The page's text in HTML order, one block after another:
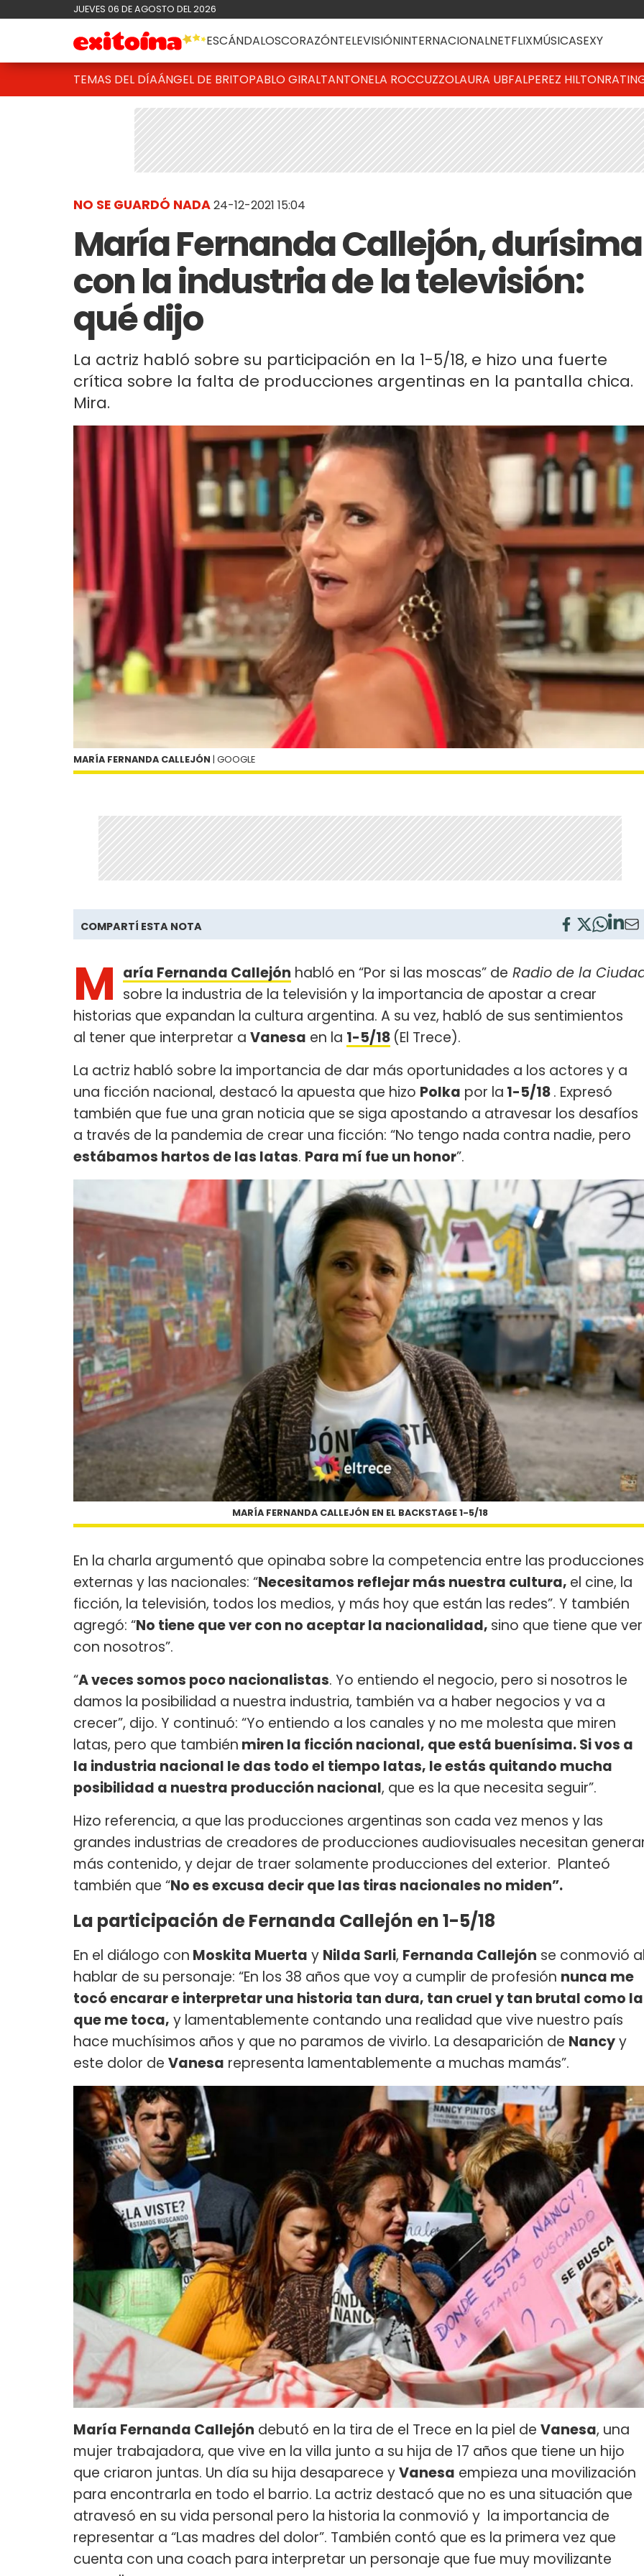
JUEVES 06 DE AGOSTO DEL 2026
ESCÁNDALOSCORAZÓNTELEVISIÓNINTERNACIONALNETFLIXMÚSICASEXY
TEMAS DEL DÍAÁNGEL DE BRITOPABLO GIRALTANTONELA ROCCUZZOLAURA UBFALPEREZ HILTON
NO SE GUARDÓ NADA24-12-2021 15:04
María Fernanda Callejón, durísima
con la industria de la televisión:
qué dijo
La actriz habló sobre su participación en la 1-5/18, e hizo una fuerte
crítica sobre la falta de producciones argentinas en la pantalla chica.
Mira.
MARÍA FERNANDA CALLEJÓN | GOOGLE
COMPARTÍ ESTA NOTA
M aría Fernanda Callejón habló en “Por si las moscas” de Radio de la
sobre la industria de la televisión y la importancia de apostar a crear
historias que expandan la cultura argentina. A su vez, habló de sus sentimientos
al tener que interpretar a Vanesa en la 1-5/18 (El Trece).
La actriz habló sobre la importancia de dar más oportunidades a los actores y a
una ficción nacional, destacó la apuesta que hizo Polka por la 1-5/18. Expresó
también que fue una gran noticia que se siga apostando a atravesar los desafíos
a través de la pandemia de crear una ficción: “No tengo nada contra nadie, pero
estábamos hartos de las latas. Para mí fue un honor”.
MARÍA FERNANDA CALLEJÓN EN EL BACKSTAGE 1-5/18
En la charla argumentó que opinaba sobre la competencia entre las producciones
externas y las nacionales: “Necesitamos reflejar más nuestra cultura, el cine, la
ficción, la televisión, todos los medios, y más hoy que están las redes”. Y también
agregó: “No tiene que ver con no aceptar la nacionalidad, sino que tiene que ver
con nosotros”.
“A veces somos poco nacionalistas. Yo entiendo el negocio, pero si nosotros le
damos la posibilidad a nuestra industria, también va a haber negocios y va a
crecer”, dijo. Y continuó: “Yo entiendo a los canales y no me molesta que miren
latas, pero que también miren la ficción nacional, que está buenísima. Si vos a
la industria nacional le das todo el tiempo latas, le estás quitando mucha
posibilidad a nuestra producción nacional, que es la que necesita seguir”.
Hizo referencia, a que las producciones argentinas son cada vez menos y las
grandes industrias de creadores de producciones audiovisuales necesitan
más contenido, y dejar de traer solamente producciones del exterior. Planteó
también que “No es excusa decir que las tiras nacionales no miden”.
La participación de Fernanda Callejón en 1-5/18
En el diálogo con Moskita Muerta y Nilda Sarli, Fernanda Callejón se conmovió
hablar de su personaje: “En los 38 años que voy a cumplir de profesión nunca me
tocó encarar e interpretar una historia tan dura, tan cruel y tan brutal como la
que me toca, y lamentablemente contando una realidad que vive nuestro país
hace muchísimos años y que no paramos de vivirlo. La desaparición de Nancyy
este dolor de Vanesa representa lamentablemente a muchas mamás”.
María Fernanda Callejón debutó en la tira de el Trece en la piel de Vanesa, una
mujer trabajadora, que vive en la villa junto a su hija de 17 años que tiene un hijo
que criaron juntas. Un día su hija desaparece yVanesa empieza una movilización
para encontrarla en todo el barrio. La actriz destacó que no es una situación que
atravesó en su vida personal pero la historia la conmovió y la importancia de
representar a “Las madres del dolor”. También contó que es la primera vez que
cuenta con una coach para interpretar un personaje que fue muy movilizante